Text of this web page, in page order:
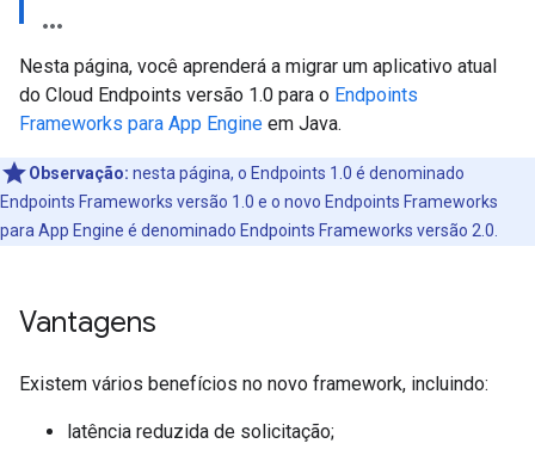
Nesta página, você aprenderá a migrar um aplicativo atual
do Cloud Endpoints versão 1.0 para o Endpoints
Frameworks para App Engine em Java.
Observação: nesta página, o Endpoints 1.0 é denominado
Endpoints Frameworks versão 1.0 e o novo Endpoints Frameworks
para App Engine é denominado Endpoints Frameworks versão 2.0.
Vantagens
Existem vários benefícios no novo framework, incluindo:
latência reduzida de solicitação;